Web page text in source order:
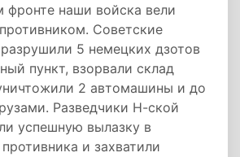
фронте наши войска вели
Советские
5 немецких дзотов
пункт, взорвали склад
2 автомашины и до
Разведчики Н-ской
успешную вылазку в
и захватили